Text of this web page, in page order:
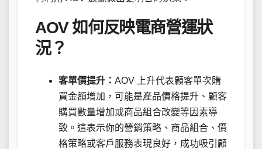
AOV 如何反映電商營運狀
況？
客單價提升： AOV 上升代表顧客單次購
買金額增加，可能是產品價格提升、顧客
購買數量增加或商品組合改變等因素導
致。這表示你的營銷策略、商品組合、價
格策略或客戶服務表現良好，成功吸引顧